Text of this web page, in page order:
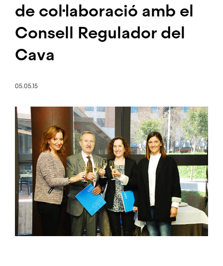
de col·laboració amb el
Consell Regulador del
Cava
05.05.15
Imatge